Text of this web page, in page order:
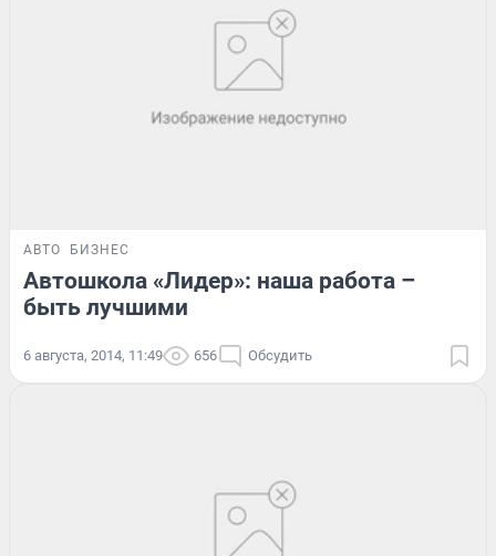
АВТО БИЗНЕС
Автошкола «Лидер»: наша работа –
быть лучшими
6 августа, 2014, 11:49 656 Обсудить